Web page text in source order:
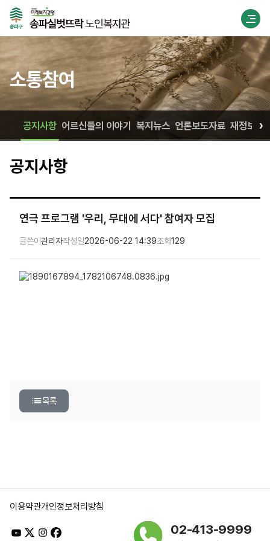
소통참여
공지사항 어르신들의 이야기 복지뉴스 언론보도자료 재정보고
›
공지사항
연극 프로그램 '우리, 무대에 서다' 참여자 모집
글쓴이 관리자작성일2026-06-22 14:39조회129
목록
이용약관개인정보처리방침
02-413-9999